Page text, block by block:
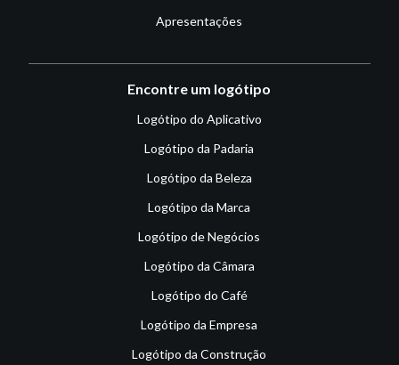
Apresentações
Encontre um logótipo
Logótipo do Aplicativo
Logótipo da Padaria
Logótipo da Beleza
Logótipo da Marca
Logótipo de Negócios
Logótipo da Câmara
Logótipo do Café
Logótipo da Empresa
Logótipo da Construção